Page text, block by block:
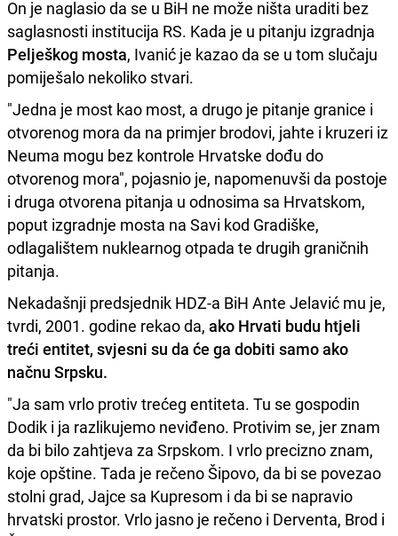
On je naglasio da se u BiH ne može ništa uraditi bez
saglasnosti institucija RS. Kada je u pitanju izgradnja
Pelješkog mosta, Ivanić je kazao da se u tom slučaju
pomiješalo nekoliko stvari.
"Jedna je most kao most, a drugo je pitanje granice i
otvorenog mora da na primjer brodovi, jahte i kruzeri iz
Neuma mogu bez kontrole Hrvatske dođu do
otvorenog mora", pojasnio je, napomenuvši da postoje
i druga otvorena pitanja u odnosima sa Hrvatskom,
poput izgradnje mosta na Savi kod Gradiške,
odlagalištem nuklearnog otpada te drugih graničnih
pitanja.
Nekadašnji predsjednik HDZ-a BiH Ante Jelavić mu je,
tvrdi, 2001. godine rekao da, ako Hrvati budu htjeli
treći entitet, svjesni su da će ga dobiti samo ako
načnu Srpsku.
"Ja sam vrlo protiv trećeg entiteta. Tu se gospodin
Dodik i ja razlikujemo neviđeno. Protivim se, jer znam
da bi bilo zahtjeva za Srpskom. I vrlo precizno znam,
koje opštine. Tada je rečeno Šipovo, da bi se povezao
stolni grad, Jajce sa Kupresom i da bi se napravio
hrvatski prostor. Vrlo jasno je rečeno i Derventa, Brod i